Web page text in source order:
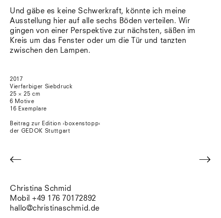
Und gäbe es keine Schwerkraft, könnte ich meine
Ausstellung hier auf alle sechs Böden verteilen. Wir
gingen von einer Perspektive zur nächsten, säßen im
Kreis um das Fenster oder um die Tür und tanzten
zwischen den Lampen.
2017
Vierfarbiger Siebdruck
25 × 25 cm
6 Motive
16 Exemplare
Beitrag zur Edition ›boxenstopp‹
der GEDOK Stuttgart
>
<
Christina Schmid
Mobil +49 176 70172892
hallo@christinaschmid.de